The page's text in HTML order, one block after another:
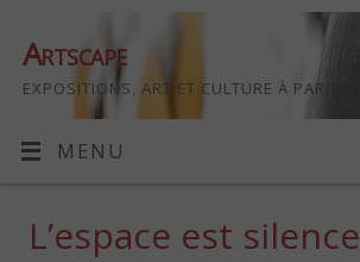
Artscape
EXPOSITIONS, ART ET CULTURE À PARIS
MENU
L’espace est silence